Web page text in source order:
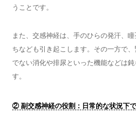
うことです。
また、交感神経は、手のひらの発汗、
ちなども引き起こします。その一方で
でない消化や排尿といった機能などは
す。
② 副交感神経の役割：日常的な状況下